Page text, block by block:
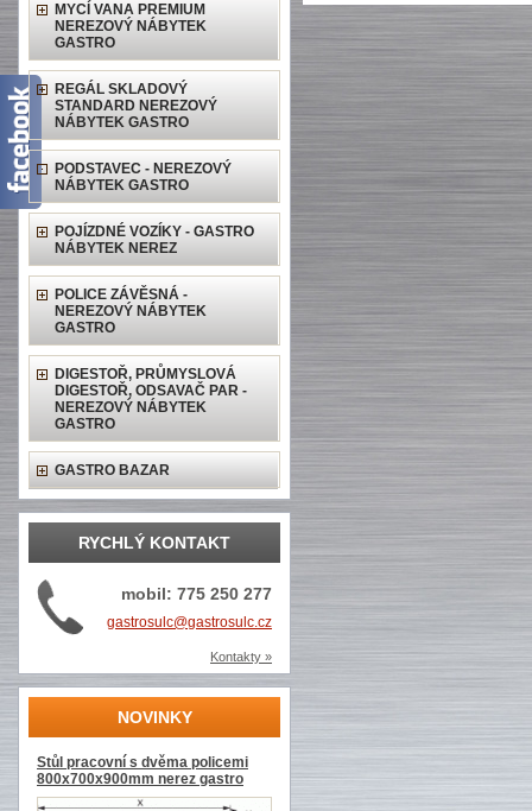
MYCÍ VANA PREMIUM
NEREZOVÝ NÁBYTEK
GASTRO
REGÁL SKLADOVÝ
STANDARD NEREZOVÝ
NÁBYTEK GASTRO
PODSTAVEC - NEREZOVÝ
NÁBYTEK GASTRO
POJÍZDNÉ VOZÍKY - GASTRO
NÁBYTEK NEREZ
POLICE ZÁVĚSNÁ -
NEREZOVÝ NÁBYTEK
GASTRO
DIGESTOŘ, PRŮMYSLOVÁ
DIGESTOŘ, ODSAVAČ PAR -
NEREZOVÝ NÁBYTEK
GASTRO
GASTRO BAZAR
RYCHLÝ KONTAKT
mobil: 775 250 277
gastrosulc@gastrosulc.cz
Kontakty »
NOVINKY
Stůl pracovní s dvěma policemi
800x700x900mm nerez gastro